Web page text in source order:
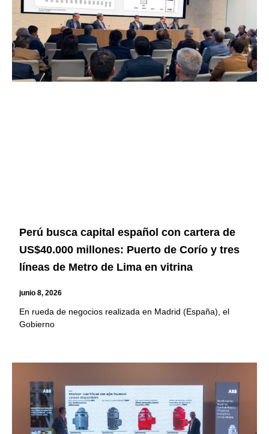
Perú busca capital español con cartera de
US$40.000 millones: Puerto de Corío y tres
líneas de Metro de Lima en vitrina
junio 8, 2026
En rueda de negocios realizada en Madrid (España), el
Gobierno